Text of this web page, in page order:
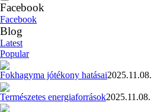
Facebook
Facebook
Blog
Latest
Popular
Fokhagyma jótékony hatásai2025.11.08.
Természetes energiaforrások2025.11.08.